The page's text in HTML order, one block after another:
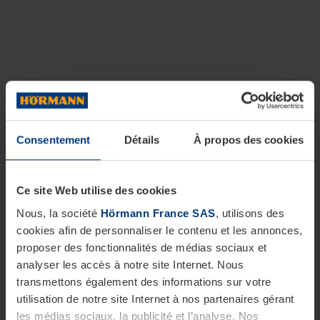
Consentement Détails À propos des cookies
Ce site Web utilise des cookies
Nous, la société Hörmann France SAS, utilisons des
cookies afin de personnaliser le contenu et les annonces,
proposer des fonctionnalités de médias sociaux et
analyser les accès à notre site Internet. Nous
transmettons également des informations sur votre
utilisation de notre site Internet à nos partenaires gérant
les médias sociaux, la publicité et l’analyse. Nos